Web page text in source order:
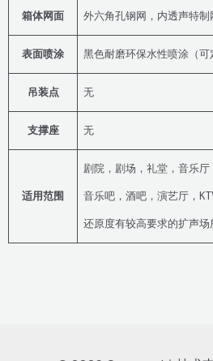
箱体网面 外六角孔钢网，内透声特制
表面喷涂 黑色耐磨环保水性喷涂（可
吊装点 无
支撑座 无
适用范围
剧院，剧场，礼堂，音乐
音乐吧，酒吧，演艺厅，
还原度有较高要求的扩声场